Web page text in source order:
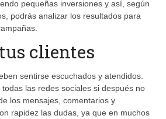
pequeñas inversiones y así, según
podrás analizar los resultados para
clientes
sentirse escuchados y atendidos.
las redes sociales si después no
los mensajes, comentarios y
rapidez las dudas, ya que en muchos